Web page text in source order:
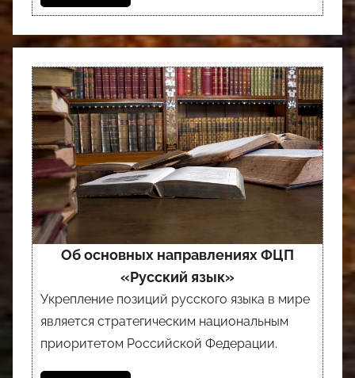
Об основных направлениях ФЦП
«Русский язык»
Укрепление позиций русского языка в мире
является стратегическим национальным
приоритетом Российской Федерации.